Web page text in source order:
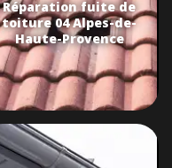
Réparation fuite de
toiture 04 Alpes-de-
Haute-Provence